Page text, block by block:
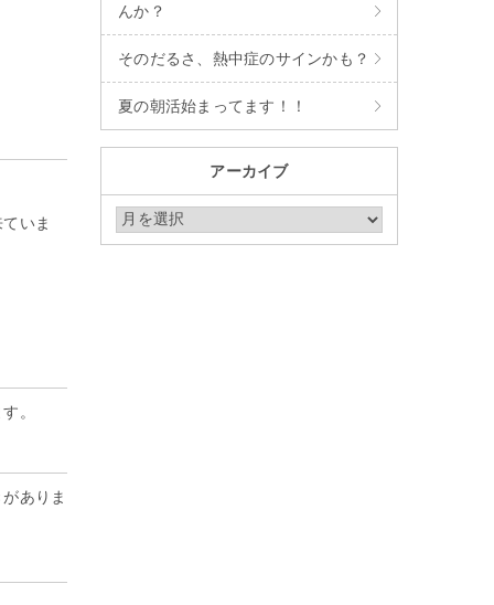
いま
。
ありま
んか？
そのだるさ、熱中症のサインかも？
夏の朝活始まってます！！
アーカイブ
アーカイブ